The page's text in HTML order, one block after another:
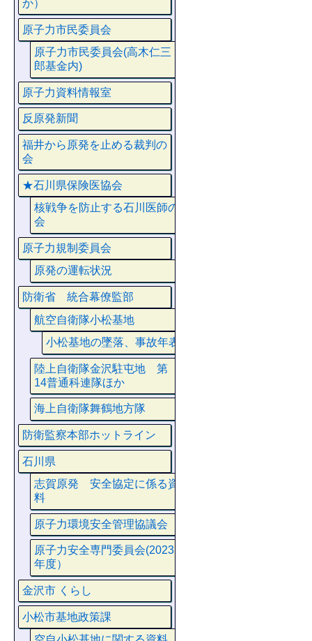
か）
原子力市民委員会
原子力市民委員会(高木仁三
郎基金内)
原子力資料情報室
反原発新聞
福井から原発を止める裁判の
会
★石川県保険医協会
核戦争を防止する石川医師の
会
原子力規制委員会
原発の運転状況
防衛省 統合幕僚監部
航空自衛隊小松基地
小松基地の墜落、事故年表
陸上自衛隊金沢駐屯地 第
14普通科連隊ほか
海上自衛隊舞鶴地方隊
防衛監察本部ホットライン
石川県
志賀原発 安全協定に係る資
料
原子力環境安全管理協議会
原子力安全専門委員会(2023
年度）
金沢市 くらし
小松市基地政策課